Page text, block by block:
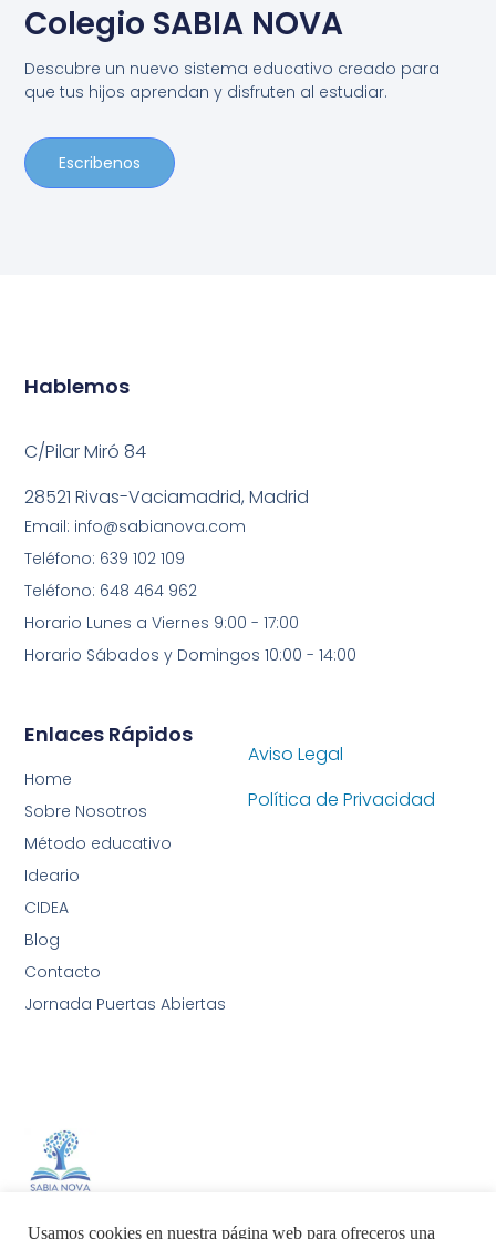
Colegio SABIA NOVA
Descubre un nuevo sistema educativo creado para
que tus hijos aprendan y disfruten al estudiar.
Escribenos
Aviso Legal
Política de Privacidad
Enlaces Rápidos
Home
Sobre Nosotros
Método educativo
Ideario
CIDEA
Blog
Contacto
Jornada Puertas Abiertas
Hablemos
C/Pilar Miró 84
28521 Rivas-Vaciamadrid, Madrid
Email: info@sabianova.com
Teléfono: 639 102 109
Teléfono: 648 464 962
Horario Lunes a Viernes 9:00 - 17:00
Horario Sábados y Domingos 10:00 - 14:00
Usamos cookies en nuestra página web para ofreceros una